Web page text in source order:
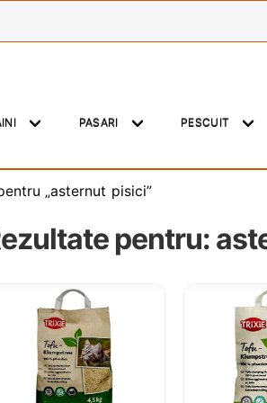
PASARI PESCUIT
„asternut pisici”
pentru: